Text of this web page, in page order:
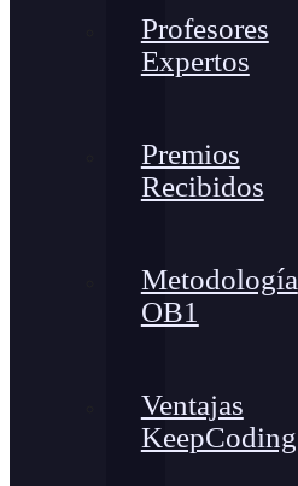
Profesores
Expertos
Premios
Recibidos
Metodología
OB1
Ventajas
KeepCoding